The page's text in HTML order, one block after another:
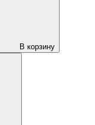
В корзину